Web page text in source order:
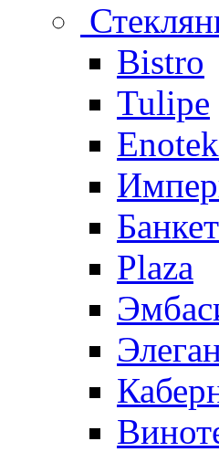
Bistro
Tulipe
Банкет
Plaza